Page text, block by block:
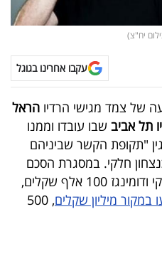
יח"צ)
עקבו אחרינו בגוגל
של צמד מגישי הרדיו הראל
תל אביב שבו עובדו וממנו
"תקופת הקשר שביניהם
חלקי. במסגרת הסכם
פשרה בין הצדדים יקבלו סלוצקי ודומינגז 100 אלף שקלים,
מיליון שקלים , 500